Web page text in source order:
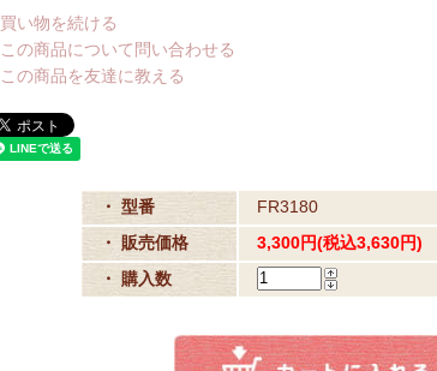
買い物を続ける
この商品について問い合わせる
この商品を友達に教える
・ 型番
FR3180
・ 販売価格
3,300円(税込3,630円)
・ 購入数